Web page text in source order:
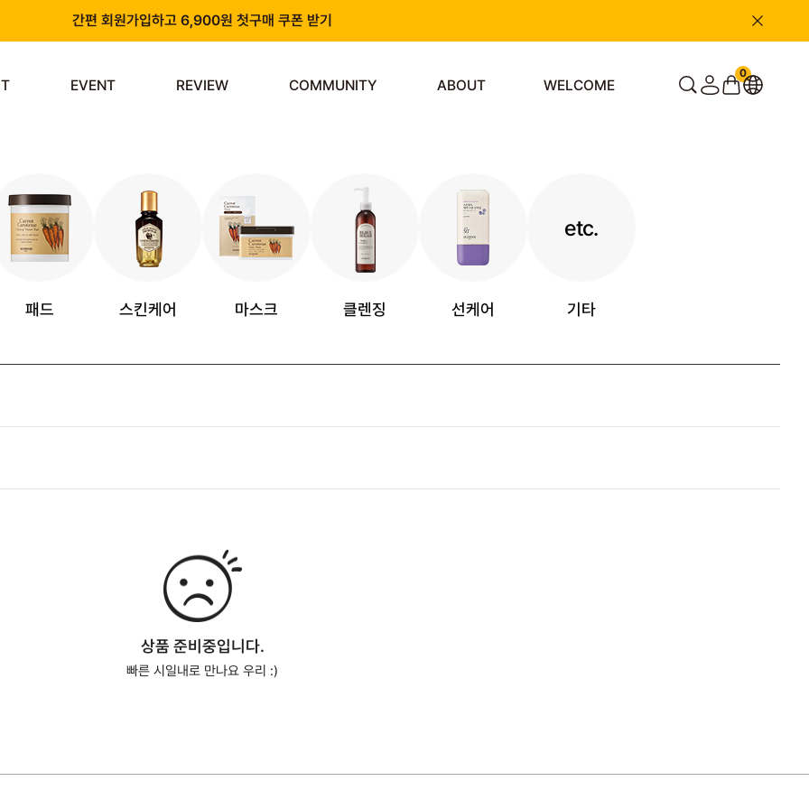
간편 회원가입하고 6,900원 첫구매 쿠폰 받기
EVENT REVIEW COMMUNITY ABOUT WELCOME
0
패드 스킨케어 마스크 클렌징 선케어
etc.
기타
상품 준비중입니다.
빠른 시일내로 만나요 우리 :)